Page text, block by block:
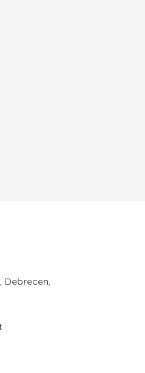
Debrecen,